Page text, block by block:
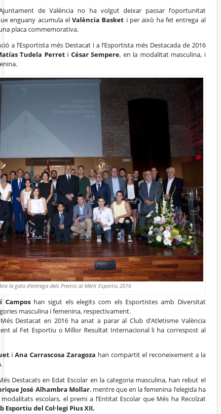
de València no ha volgut deixar passar l’oportunitat
enguany acumula elValència Basket i per això ha fet entrega al
placa commemorativa.
a l’Esportista més Destacat i a l’Esportista més Destacada de 2016
Tudela Perreti César Sempere, en la modalitat masculina, i
la gala d’entrega dels Premis al Mèrit Esportiu 2016
Camposhan sigut els elegits com els Esportistes amb Diversitat
masculina i femenina, respectivament.
Destacat en 2016 ha anat a parar al Club d’Atletisme València
al Fet Esportiu o Millor Resultat Internacional li ha correspost al
i Ana Carrascosa Zaragoza han compartit el reconeixement a la
Destacats en Edat Escolar en la categoria masculina, han rebut el
José Alhambra Mollar, mentre que en la femenina l’elegida ha
escolars, el premi a l’Entitat Escolar que Més ha Recolzat
Esportiu del Col·legi Pius XII.